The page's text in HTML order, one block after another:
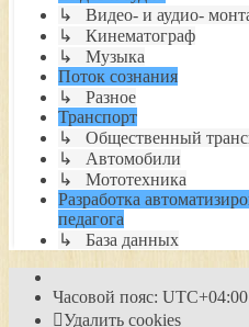
↳ Видео- и аудио-
↳ Кинематограф
↳ Музыка
Поток сознания
↳ Разное
Транспорт
↳ Общественный
↳ Автомобили
↳ Мототехника
Разработка
педагога
↳ База данных
Часовой пояс: UTC+04:00
Удалить cookies